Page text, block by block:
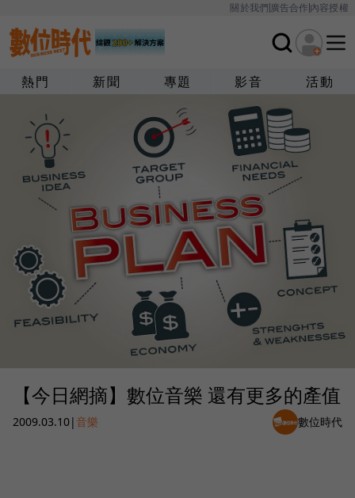
關於我們廣告合作內容授權
熱門 新聞 專題 影音 活動
【今日網摘】數位音樂 還有更多的產值
2009.03.10|音樂 數位時代